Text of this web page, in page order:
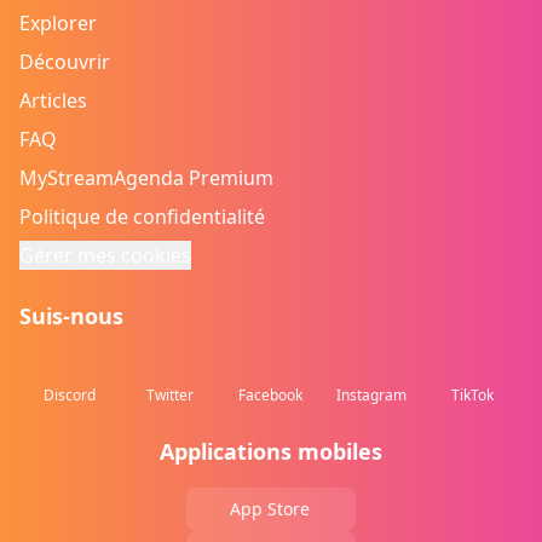
Explorer
Découvrir
Articles
FAQ
MyStreamAgenda Premium
Politique de confidentialité
Suis-nous
Discord Twitter Facebook Instagram TikTok
Applications mobiles
App Store